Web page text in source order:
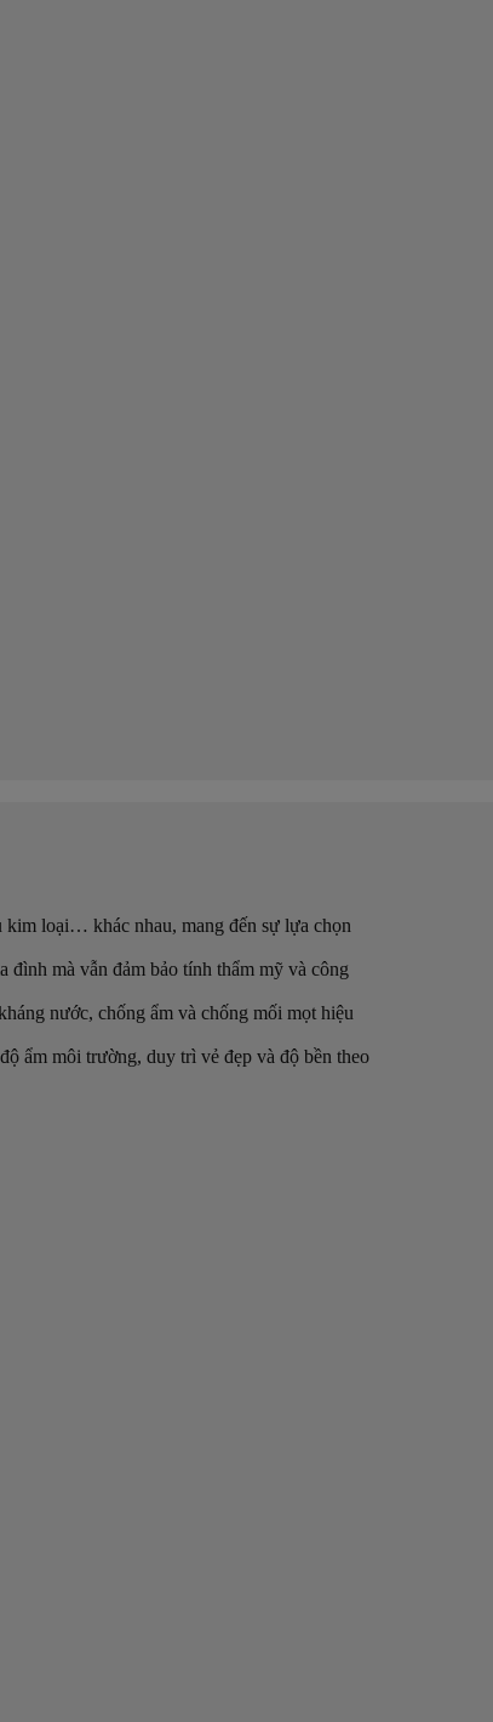
kim loại… khác nhau, mang đến sự lựa chọn
đình mà vẫn đảm bảo tính thẩm mỹ và công
nước, chống ẩm và chống mối mọt hiệu
ẩm môi trường, duy trì vẻ đẹp và độ bền theo